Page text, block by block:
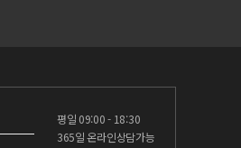
평일 09:00 - 18:30
365일 온라인상담가능